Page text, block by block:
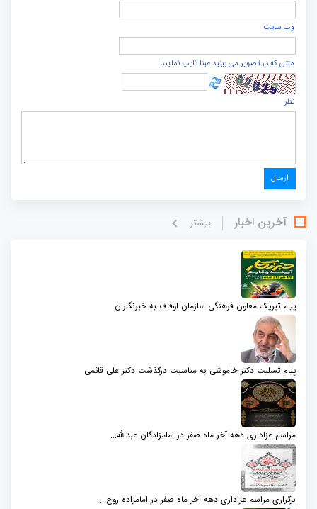
وب سایت
متنی که در تصویر می بینید عینا تایپ نمایید
نظر
آخرین اخبار بيشتر
پیام تبریک معاون فرهنگی سازمان اوقاف به خبرنگاران
پیام تسلیت دکتر خاموشی به مناسبت درگذشت دکتر علی قائمی
مراسم عزاداری دهه آخر ماه صفر در امامزادگان عبدالله...
برگزاری مراسم عزاداری دهه آخر ماه صفر در امامزاده روح...